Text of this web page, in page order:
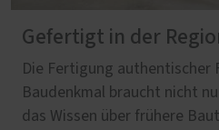
Gefertigt in der
Die Fertigung authentischer
Baudenkmal braucht nicht
das Wissen über frühere